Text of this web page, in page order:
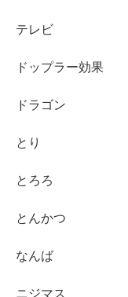
テレビ
ドップラー効果
ドラゴン
とり
とろろ
とんかつ
なんば
ニジマス